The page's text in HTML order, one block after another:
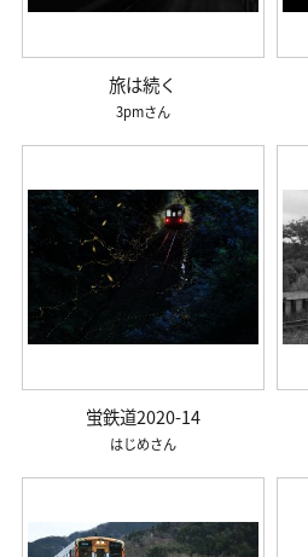
旅は続く
3pm
蛍鉄道2020-14
はじめ